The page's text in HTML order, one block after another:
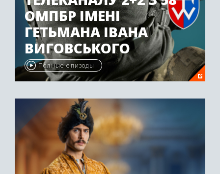
ОМПБР ІМЕНІ
ГЕТЬМАНА ІВАНА
ВИГОВСЬКОГО
Полные епизоды